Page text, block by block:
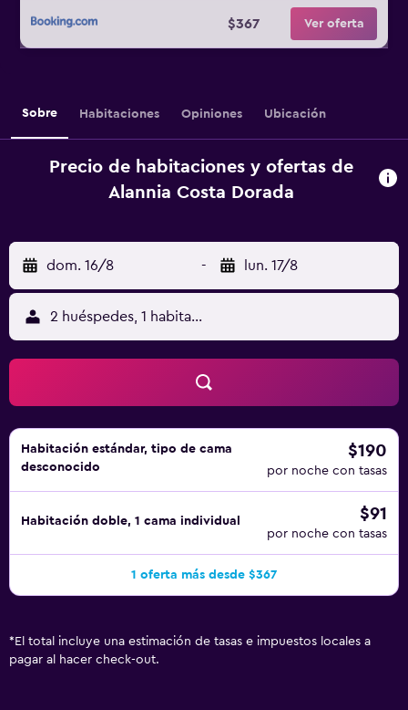
$367 Ver oferta
Sobre Habitaciones Opiniones Ubicación
Precio de habitaciones y ofertas de
Alannia Costa Dorada
dom. 16/8 - lun. 17/8
2 huéspedes, 1 habitación
Habitación estándar, tipo de cama
desconocido
$190
por noche con tasas
Habitación doble, 1 cama individual $91
por noche con tasas
1 oferta más desde $367
* El total incluye una estimación de tasas e impuestos locales a
pagar al hacer check-out.